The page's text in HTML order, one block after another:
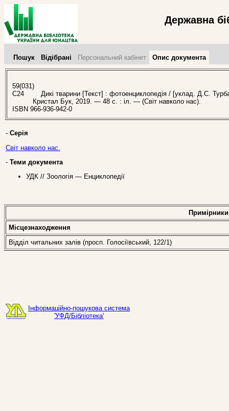
Державна
Пошук Відібрані Персональний кабінет Опис документа
59(031)
С24
Дикі тварини [Текст] : фотоенциклопедія / [уклад. Д.С.
Кристал Бук, 2019. — 48 с. : іл. — (Світ навколо нас).
ISBN 966-936-942-0
- Серія
Світ навколо нас.
- Теми документа
УДК // Зоологія — Енциклопедії
Примірники
Місцезнаходження
Відділ читальних залів (просп. Голосіївський, 122/1)
Інформаційно-пошукова система
'УФД/Бібліотека'